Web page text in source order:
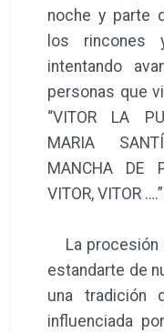
noche y parte
los rincones
intentando
personas que
“VITOR LA
MARIA
MANCHA DE
VITOR, VITOR
La procesión
estandarte de
una tradición
influenciada